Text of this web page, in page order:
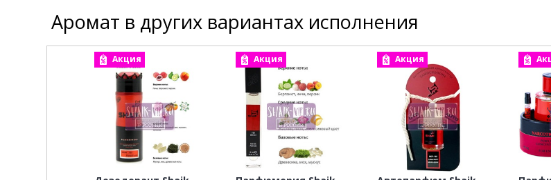
Аромат в других вариантах исполнения
Акция Акция Акция